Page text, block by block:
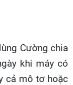
Cường chia
khi máy có
cả mô tơ hoặc